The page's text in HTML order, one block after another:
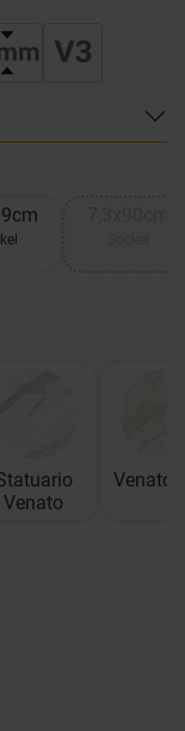
Venato
Venato